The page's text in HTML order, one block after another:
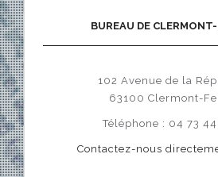
BUREAU DE
102 Avenue de la
63100 Clermont-
Téléphone : 04 73
Contactez-nous